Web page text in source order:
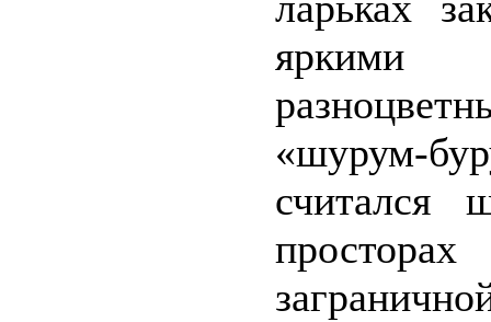
яркими
«шурум-
считался